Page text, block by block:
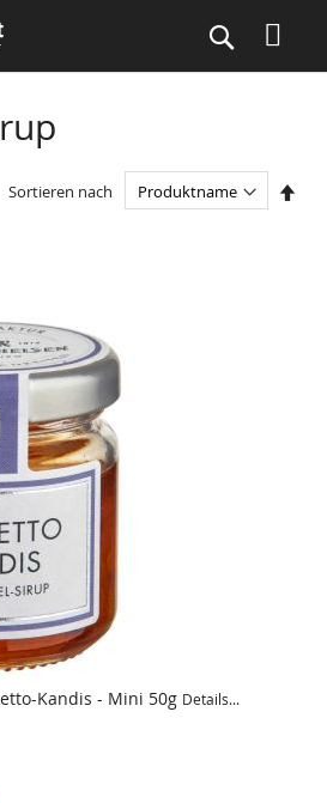
Suche
Sortieren nach
Kandis - Mini 50g Details...